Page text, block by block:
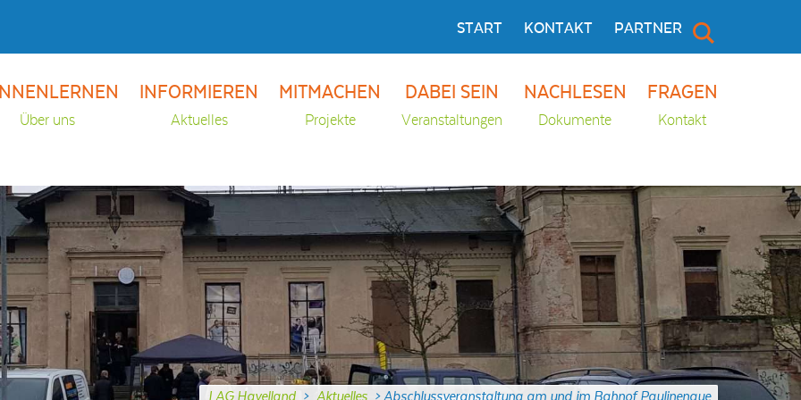
START KONTAKT PARTNER
Über uns
INFORMIEREN
Aktuelles
MITMACHEN
Projekte
DABEI SEIN
Veranstaltungen
NACHLESEN
Dokumente
FRAGEN
Kontakt
LAG Havelland > Aktuelles >Abschlussveranstaltung am und im Bahnof Paulinenaue